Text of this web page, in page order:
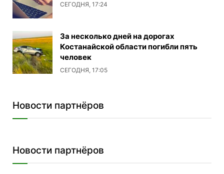
СЕГОДНЯ, 17:24
За несколько дней на дорогах
Костанайской области погибли пять
человек
СЕГОДНЯ, 17:05
Новости партнёров
Новости партнёров